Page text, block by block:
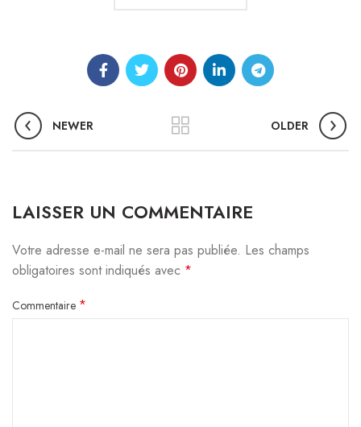
NEWER OLDER
LAISSER UN COMMENTAIRE
Votre adresse e-mail ne sera pas publiée. Les champs
obligatoires sont indiqués avec *
Commentaire *